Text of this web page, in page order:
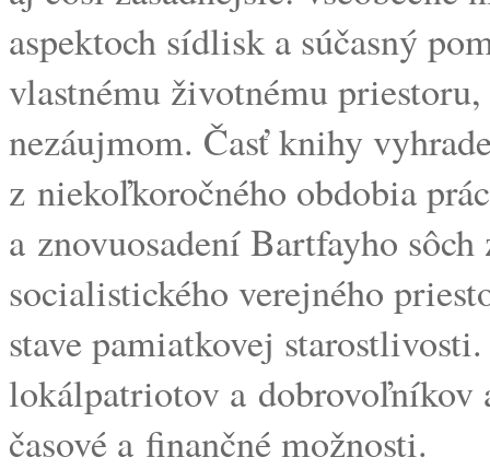
aspektoch sídlisk a súčasný
vlastnému životnému
nezáujmom. Časť knihy
z niekoľkoročného obdobia
a znovuosadení Bartfayho
socialistického verejného
stave pamiatkovej
lokálpatriotov a dobrovoľníkov
časové a finančné možnosti.